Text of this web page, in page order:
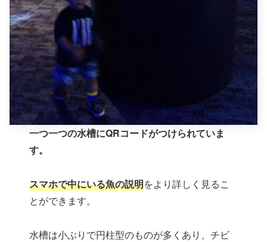
一つ一つの水槽にQRコードがつけられていま
す。
スマホで中にいる魚の説明をより詳しく見るこ
とができます。
水槽は小ぶりで円柱型のものが多くあり、チビ